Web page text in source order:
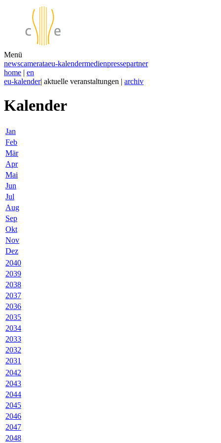
Menü
newscamerataeu-kalendermedienpressepartner
home | en
eu-kalender| aktuelle veranstaltungen | archiv
Kalender
Jan
Feb
Mär
Apr
Mai
Jun
Jul
Aug
Sep
Okt
Nov
Dez
2040
2039
2038
2037
2036
2035
2034
2033
2032
2031
2042
2043
2044
2045
2046
2047
2048